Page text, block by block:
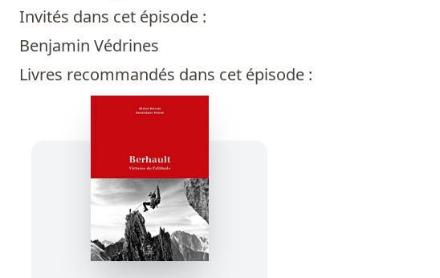
Invités dans cet épisode :
Benjamin Védrines
Livres recommandés dans cet épisode :
Personnes
Livres les plus recommandés